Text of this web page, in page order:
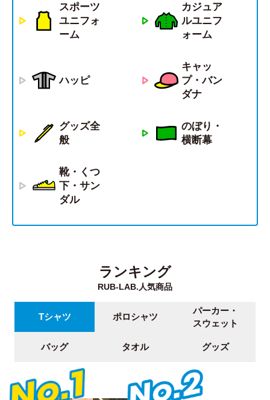
スポーツ
ユニフォ
ーム
カジュア
ルユニフ
ォーム
ハッピ
キャッ
プ・バン
ダナ
グッズ全
般
のぼり・
横断幕
靴・くつ
下・サン
ダル
ランキング
RUB-LAB.人気商品
Tシャツ ポロシャツ
パーカー・
スウェット
バッグ タオル グッズ